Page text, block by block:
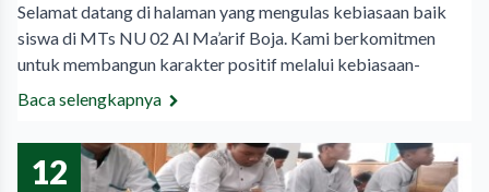
Selamat datang di halaman yang mengulas kebiasaan baik
siswa di MTs NU 02 Al Ma’arif Boja. Kami berkomitmen
untuk membangun karakter positif melalui kebiasaan-
Baca selengkapnya
12